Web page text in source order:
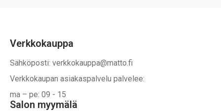
Verkkokauppa
Sähköposti: verkkokauppa@matto.fi
Verkkokaupan asiakaspalvelu palvelee:
ma – pe: 09 - 15
Salon myymälä